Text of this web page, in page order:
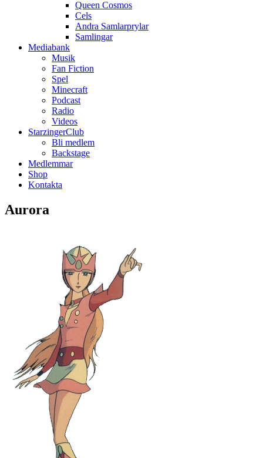
Queen Cosmos
Cels
Andra Samlarprylar
Samlingar
Mediabank
Musik
Fan Fiction
Spel
Minecraft
Podcast
Radio
Videos
StarzingerClub
Bli medlem
Backstage
Medlemmar
Shop
Kontakta
Aurora